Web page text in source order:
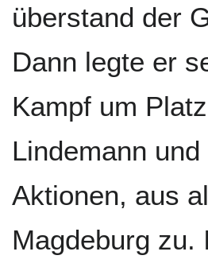
überstand der
Dann legte er
Kampf um
Lindemann
Aktionen, aus
Magdeburg zu.